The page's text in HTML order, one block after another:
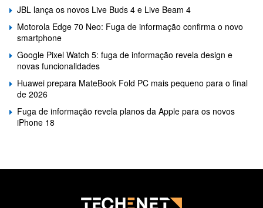
JBL lança os novos Live Buds 4 e Live Beam 4
Motorola Edge 70 Neo: Fuga de informação confirma o novo
smartphone
Google Pixel Watch 5: fuga de informação revela design e
novas funcionalidades
Huawei prepara MateBook Fold PC mais pequeno para o final
de 2026
Fuga de informação revela planos da Apple para os novos
iPhone 18